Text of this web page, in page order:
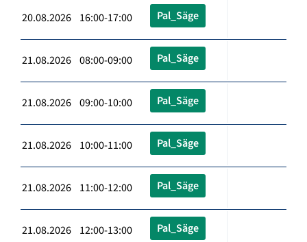
20.08.2026 16:00-17:00 Pal_Säge
21.08.2026 08:00-09:00 Pal_Säge
21.08.2026 09:00-10:00 Pal_Säge
21.08.2026 10:00-11:00 Pal_Säge
21.08.2026 11:00-12:00 Pal_Säge
21.08.2026 12:00-13:00 Pal_Säge